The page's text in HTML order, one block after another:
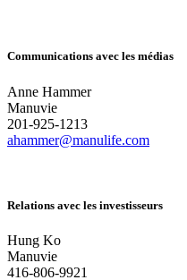
Communications
Anne Hammer
201-925-1213
ahammer@manulife.com
Relations avec les investisseurs
Hung Ko
Manuvie
416-806-9921